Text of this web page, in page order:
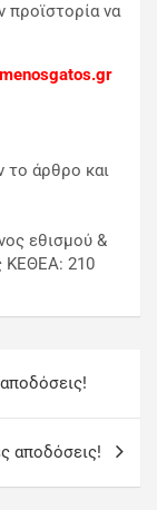
προϊστορία να
το άρθρο και
εθισμού &
ΚΕΘΕΑ: 210
αποδόσεις!